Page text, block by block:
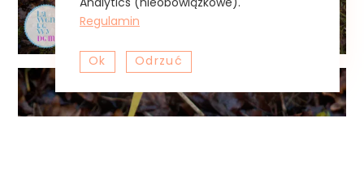
Analytics (nieobowiązkowe).
Regulamin
Ok Odrzuć